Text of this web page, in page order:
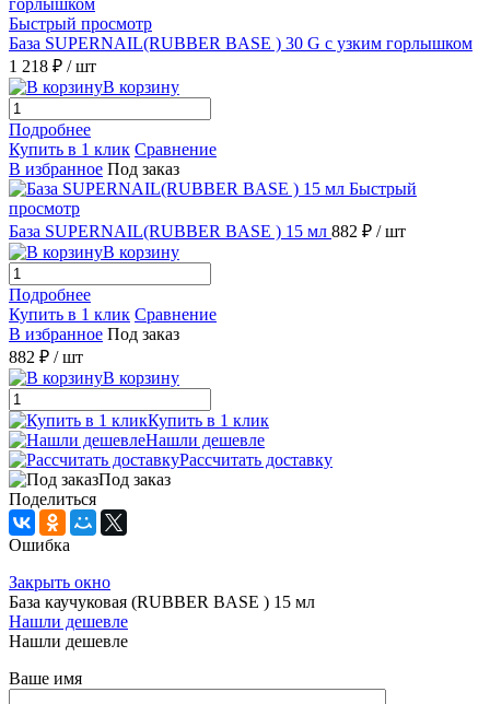
Быстрый просмотр
База SUPERNAIL(RUBBER BASE ) 30 G с узким горлышком
1 218 ₽ / шт
В корзину
Подробнее
Купить в 1 клик Сравнение
В избранное Под заказ
Быстрый
просмотр
База SUPERNAIL(RUBBER BASE ) 15 мл 882 ₽ / шт
В корзину
Подробнее
Купить в 1 клик Сравнение
В избранное Под заказ
882 ₽ / шт
В корзину
Купить в 1 клик
Нашли дешевле
Рассчитать доставку
Под заказ
Поделиться
Ошибка
Закрыть окно
База каучуковая (RUBBER BASE ) 15 мл
Нашли дешевле
Нашли дешевле
Ваше имя